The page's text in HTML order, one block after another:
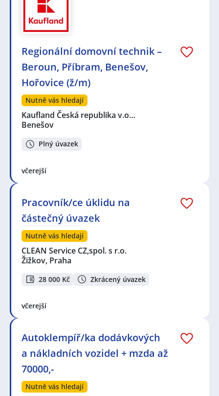
Regionální domovní technik –
Beroun, Příbram, Benešov,
Hořovice (ž/m)
Nutně vás hledají
Kaufland Česká republika v.o…
Benešov
Plný úvazek
včerejší
Pracovník/ce úklidu na
částečný úvazek
Nutně vás hledají
CLEAN Service CZ,spol. s r.o.
Žižkov, Praha
28 000 Kč Zkrácený úvazek
včerejší
Autoklempíř/ka dodávkových
a nákladních vozidel + mzda až
70000,-
Nutně vás hledají